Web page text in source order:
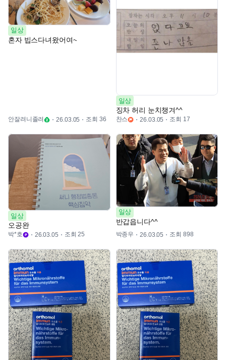
일상
혼자 빕스다녀왔어여~
안잘려니졸려 26.03.05 조회 36
일상
징차 허리 눈치챙겨^^
찬스 26.03.05 조회 17
일상
오공완
박*호 26.03.05 조회 25
일상
반갑읍니다^^
박종우 26.03.05 조회 898